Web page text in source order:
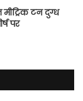
टन दुग्ध
पर